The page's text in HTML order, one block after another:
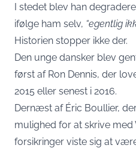
I stedet blev han
ifølge ham selv, “egentlig
Historien stopper ikke der.
Den unge dansker blev
først af Ron Dennis, der
2015 eller senest i 2016.
Dernæst af Éric Boullier,
mulighed for at skrive
forsikringer viste sig at